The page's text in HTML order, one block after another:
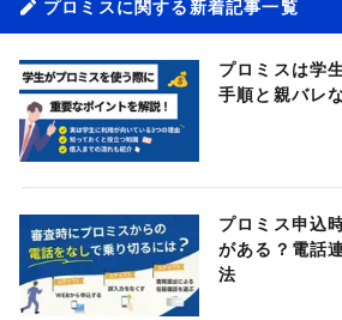
プロミスに関する新着記事一覧
プロミスは学
手順と親バレ
プロミス申込
がある？電話
法